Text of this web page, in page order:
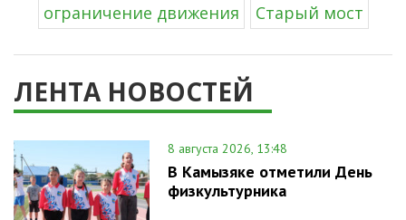
ограничение движения
Старый мост
ЛЕНТА НОВОСТЕЙ
8 августа 2026, 13:48
В Камызяке отметили День
физкультурника